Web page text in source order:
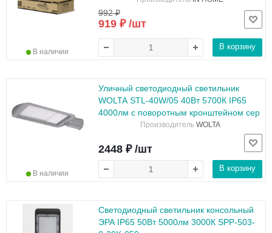
В наличии
992 ₽
919 ₽ /шт
В корзину
Уличный светодиодный светильник
WOLTA STL-40W/05 40Вт 5700К IP65
4000лм с поворотным кронштейном сер
Производитель WOLTA
В наличии
2448 ₽ /шт
В корзину
Светодиодный светильник консольный
ЭРА IP65 50Вт 5000лм 3000К SPP-503-